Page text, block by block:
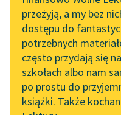
online z tłumaczkami
literatury skandynawskiej
Spotkanie z Katarzyną
Tunkiel w Oslo
102. lata temu zmarł
Joseph Conrad
przeżyją, a my bez
dostępu do
potrzebnych
często przydają się
szkołach albo nam
po prostu do
książki. Także